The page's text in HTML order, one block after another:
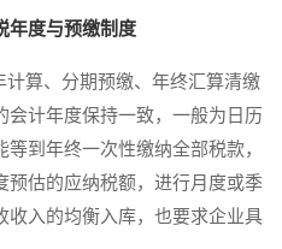
度与预缴制度
算、分期预缴、年终汇算清缴
会计年度保持一致，一般为日历
到年终一次性缴纳全部税款，
预估的应纳税额，进行月度或季
收入的均衡入库，也要求企业具